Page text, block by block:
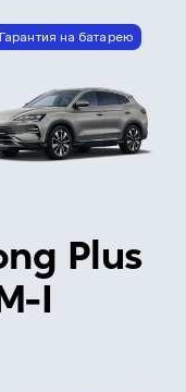
Гарантия на батарею
Plus
I